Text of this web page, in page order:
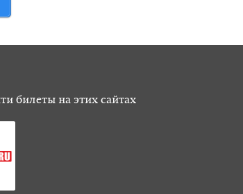
билеты на этих сайтах